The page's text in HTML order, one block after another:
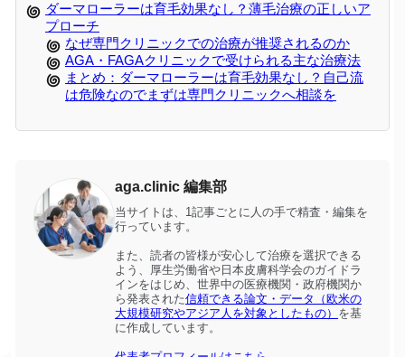
ダーマローラーは育毛効果なし？薄毛治療の正しいア
プローチ
なぜ専門クリニックでの治療が推奨されるのか
AGA・FAGAクリニックで受けられる主な治療法
まとめ：ダーマローラーは育毛効果なし？自己流
は危険なのでまずは専門クリニックへ相談を
aga.clinic 編集部
当サイトは、1記事ごとに人の手で精査・編集を
行っています。
また、読者の皆様が安心して治療を選択できる
よう、厚生労働省や日本皮膚科学会のガイドラ
インをはじめ、世界中の医療機関・政府機関か
ら発表された信頼できる論文・データ（欧米の
大規模研究やアジア人を対象としたもの） を基
に作成しています。